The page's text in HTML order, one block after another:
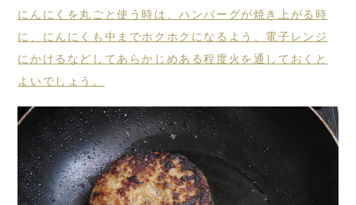
にんにくを丸ごと使う時は、ハンバーグが焼き上がる時
に、にんにくも中までホクホクになるよう、電子レンジ
にかけるなどしてあらかじめある程度火を通しておくと
よいでしょう。